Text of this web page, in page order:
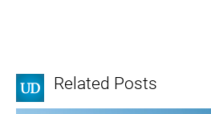
Related Posts